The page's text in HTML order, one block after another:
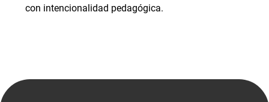
con intencionalidad pedagógica.